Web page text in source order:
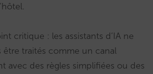
critique : les assistants d’IA ne
être traités comme un canal
avec des règles simplifiées ou des